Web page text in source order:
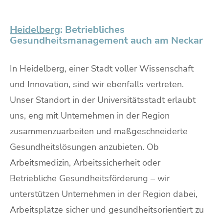
Heidelberg: Betriebliches
Gesundheitsmanagement auch am Neckar
In Heidelberg, einer Stadt voller Wissenschaft
und Innovation, sind wir ebenfalls vertreten.
Unser Standort in der Universitätsstadt erlaubt
uns, eng mit Unternehmen in der Region
zusammenzuarbeiten und maßgeschneiderte
Gesundheitslösungen anzubieten. Ob
Arbeitsmedizin, Arbeitssicherheit oder
Betriebliche Gesundheitsförderung – wir
unterstützen Unternehmen in der Region dabei,
Arbeitsplätze sicher und gesundheitsorientiert zu